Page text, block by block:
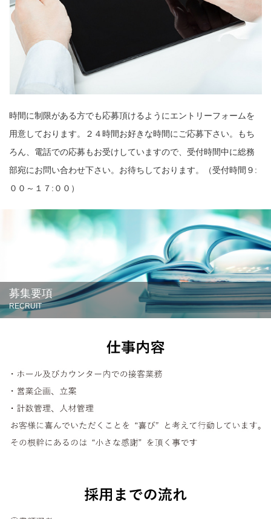
時間に制限がある方でも応募頂けるようにエントリーフォームを
用意しております。２４時間お好きな時間にご応募下さい。もち
ろん、電話での応募もお受けしていますので、受付時間中に総務
部宛にお問い合わせ下さい。お待ちしております。（受付時間９:
００～１７:００）
募集要項
RECRUIT